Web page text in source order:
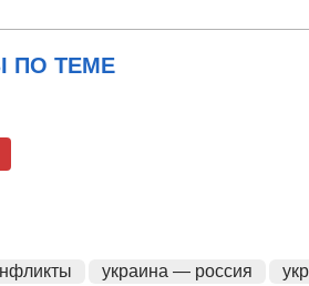
ПО ТЕМЕ
украина — россия